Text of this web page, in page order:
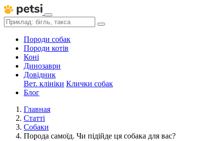
Породи собак
Породи котів
Коні
Динозаври
Довідник
Вет. клініки Клички собак
Блог
Главная
Статті
Собаки
Порода самоїд. Чи підійде ця собака для вас?